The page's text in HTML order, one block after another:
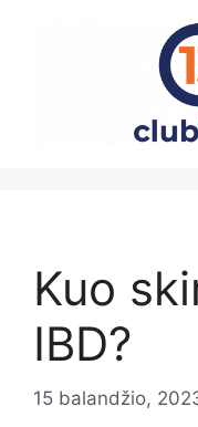
Kuo
IBD?
15 balandžio,